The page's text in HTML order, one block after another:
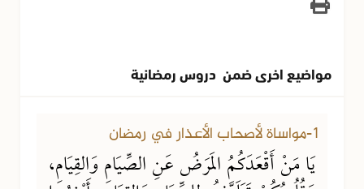
مواضيع اخرى ضمن دروس رمضانية
1-مواساة لأصحاب الأعذار في رمضان
يَا مَنْ أَقْعَدَكُمُ المَرَضُ عَنِ الصِّيَامِ وَالقِيَامِ،